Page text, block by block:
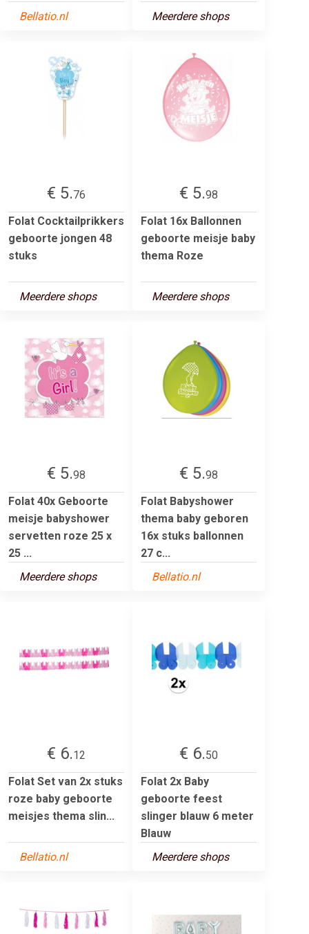
Bellatio.nl
Meerdere shops
€ 5.76
Folat Cocktailprikkers
geboorte jongen 48
stuks
Meerdere shops
€ 5.98
Folat 16x Ballonnen
geboorte meisje baby
thema Roze
Meerdere shops
€ 5.98
Folat 40x Geboorte
meisje babyshower
servetten roze 25 x
25 ...
Meerdere shops
€ 5.98
Folat Babyshower
thema baby geboren
16x stuks ballonnen
27 c...
Bellatio.nl
€ 6.12
Folat Set van 2x stuks
roze baby geboorte
meisjes thema slin...
Bellatio.nl
€ 6.50
Folat 2x Baby
geboorte feest
slinger blauw 6 meter
Blauw
Meerdere shops